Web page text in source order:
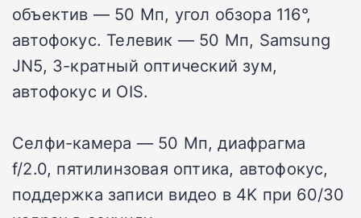
объектив — 50 Мп, угол обзора 116°,
автофокус. Телевик — 50 Мп, Samsung
JN5, 3-кратный оптический зум,
автофокус и OIS.
Селфи-камера — 50 Мп, диафрагма
f/2.0, пятилинзовая оптика, автофокус,
поддержка записи видео в 4K при 60/30